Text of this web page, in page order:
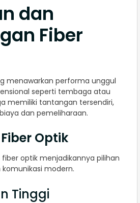
dan
Fiber
menawarkan performa unggul
seperti tembaga atau
memiliki tantangan tersendiri,
dan pemeliharaan.
Optik
optik menjadikannya pilihan
modern.
Tinggi